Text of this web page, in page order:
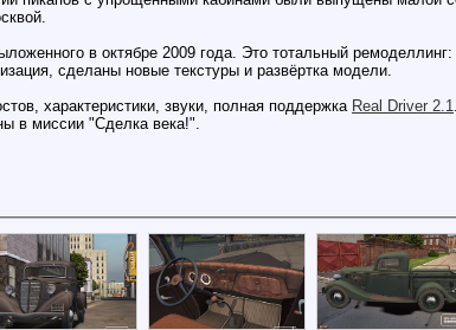
в октябре 2009 года. Это тотальный
сделаны новые текстуры и развёртка модели.
характеристики, звуки, полная поддержка Real Driver 2.1
в миссии "Сделка века!".